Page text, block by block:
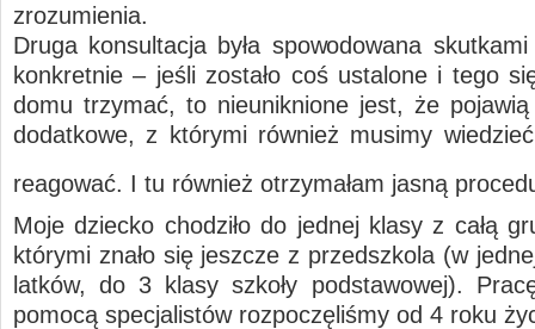
zrozumienia.
Druga konsultacja była spowodowana
konkretnie – jeśli zostało coś ustalone i tego
domu trzymać, to nieuniknione jest, że
dodatkowe, z którymi również musimy
reagować. I tu również otrzymałam jasną
Moje dziecko chodziło do jednej klasy z całą
którymi znało się jeszcze z przedszkola (w
latków, do 3 klasy szkoły podstawowej).
pomocą specjalistów rozpoczęliśmy od 4 roku